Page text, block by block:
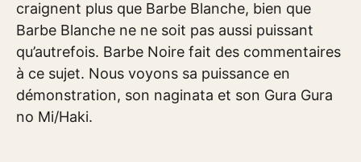
craignent plus que Barbe Blanche, bien que
Barbe Blanche ne ne soit pas aussi puissant
qu’autrefois. Barbe Noire fait des commentaires
à ce sujet. Nous voyons sa puissance en
démonstration, son naginata et son Gura Gura
no Mi/Haki.